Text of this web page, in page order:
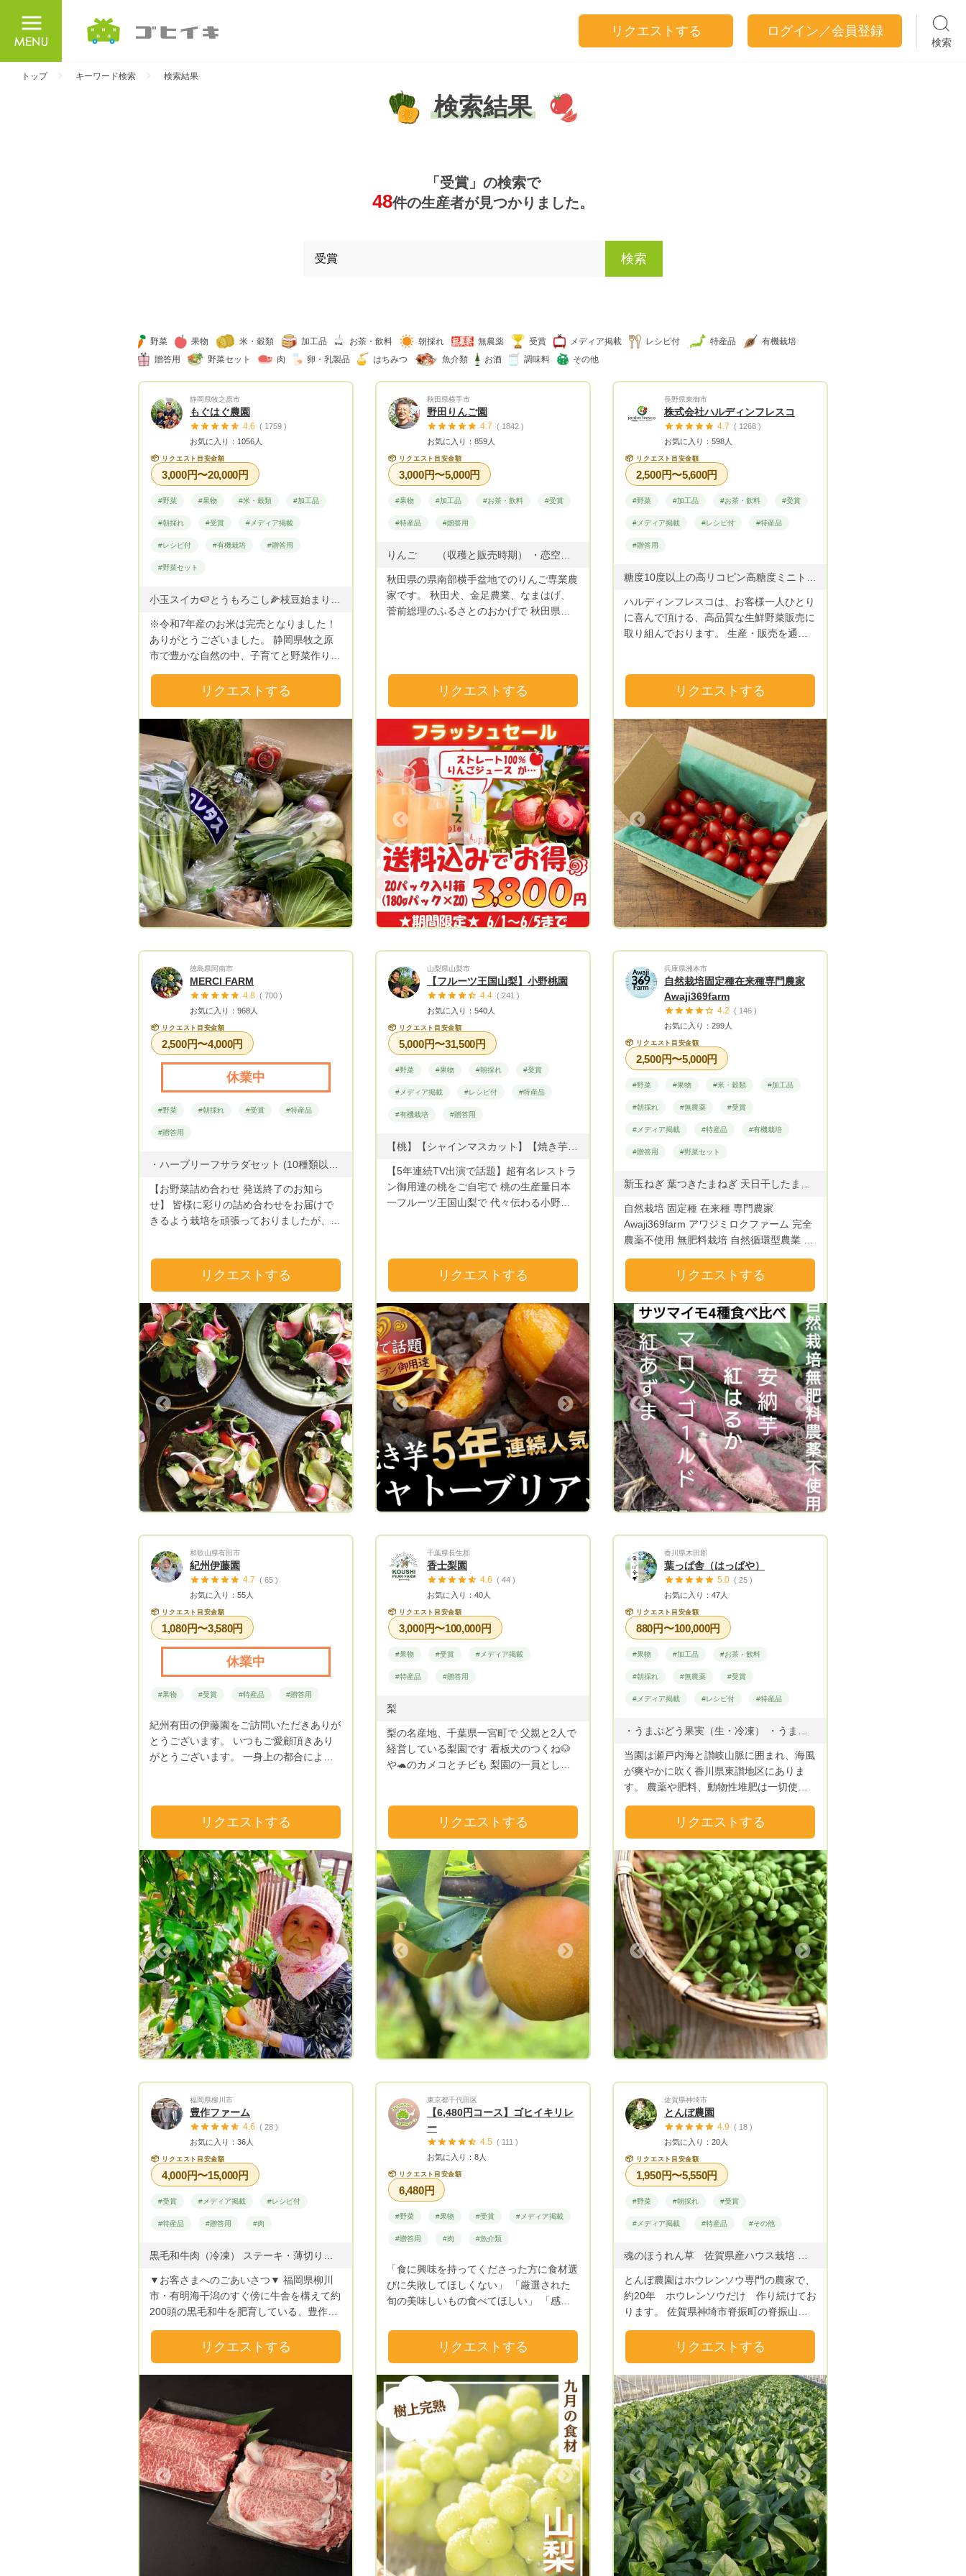
リクエストする ログイン／会員登録
検索
トップ キーワード検索 検索結果
検索結果
「受賞」の検索で
48件の生産者が見つかりました。
検索
野菜 果物 米・穀類 加工品 お茶・飲料 朝採れ 無農薬 受賞 メディア掲載 レシピ付 特産品
有機栽培
贈答用
野菜セット 肉 卵・乳製品 はちみつ 魚介類 お酒 調味料 その他
静岡県牧之原市
もぐはぐ農園
4.6 ( 1759 )
お気に入り：1056人
📦 リクエスト目安金額
3,000円〜20,000円
#野菜 #果物 #米・穀類 #加工品
#朝採れ #受賞 #メディア掲載
#レシピ付 #有機栽培 #贈答用
#野菜セット
※令和7年産のお米は完売となりました！
ありがとうございました。 静岡県牧之原
市で豊かな自然の中、子育てと野菜作りを
里帰りをし、祖母の家庭菜園を手伝った事
でした。 久しぶりに食べた祖母の野菜が
衝撃を受けるほど美味しかった‼ そして、
「こんな野菜を自分で作り、子供に食べさ
せたい」と強く思いました。 今まで、農
業に無関心で、土も触った事のない私でし
たが、祖母の教えを仰ぎながら始めた10年
前。 一緒に野菜作りをして、気づいたの
です。。。 祖母の野菜作りには、『もっ
たいない』精神から生まれた美味しさの秘
密がありました‼ 代々、荒茶工場を、営ん
でいる事から、工場から出たお茶のかす
（衛生的に商品にならなかったお茶や清掃
時に出た茎や茶かす）を破棄するのではな
く、菜園に撒いていたのです。 その行動
が、土の良い栄養となり、微生物やミミズ
こだわりとして、生かしつつ、更に美味し
いを追及して、日々祖母と野菜作りに邁進
す！ 私が大切な家族に食べさせたいと思
ったように、皆さんも安心安全でおいしい
物を大切な方に食べさせたいと思うはず。
特に、「体は口から入るもので作られま
「ハグする大切な人の為に」 との意味を
込めて、農園名を決めました。 私の野菜
て、美味しく食べて頂けますように。。。
開しています★ yui.papurikaで検索して
ね！
リクエストする
Next
秋田県横手市
野田りんご園
4.7 ( 1842 )
お気に入り：859人
📦 リクエスト目安金額
3,000円〜5,000円
#果物 #加工品 #お茶・飲料 #受賞
#特産品 #贈答用
秋田県の県南部横手盆地でのりんご専業農
家です。 秋田犬、金足農業、なまはげ、
菅前総理のふるさとのおかげで 秋田県は
りんごを作るのは リンゴの樹で 私はり
んごの出来る環境作りが仕事です。 健康
な「りんごの樹」は、お日様を十分にあび
ると、青々とした葉っぱが生えてきます。
そして、それらから良い花芽ができ、美味
しい「ふじ」が生まれるように、 四季を
とおして育むのが、わたしの仕事です。
美味しいものは、すべての総合的なものが
からみ合い出来上がります。 種を蒔い
て、夏でも秋でも収穫できるのと違い、
果樹においては、農薬をかけないことが安
全性とも言い切れません。 有機栽培が美
味しさだけではありません。 健康な樹で
あること、健康な葉であること、 そし
て、天の理、地の理によって、タイミング
よく管理作業を行い 美味しいと評価され
るりんごが出来ると思います。 そんな思
うな環境で出来たりんご お試しくださ
い。 第124回県の品評会で ふじりんご
農林水産大臣賞、県知事賞 第一等賞受賞
農家から全国各地域に直送します❗
リクエストする
Previous Next
長野県東御市
株式会社ハルディンフレスコ
4.7 ( 1268 )
お気に入り：598人
📦 リクエスト目安金額
2,500円〜5,600円
#野菜 #加工品 #お茶・飲料 #受賞
#メディア掲載 #レシピ付 #特産品
#贈答用
ハルディンフレスコは、お客様一人ひとり
に喜んで頂ける、高品質な生鮮野菜販売に
取り組んでおります。 生産・販売を通じ
（千葉県印西市・長野県東御市・長野県軽
井沢町）にある農場で1年を通して生産し
工程をシステム化し、商品開発・生産・販
売・デリバリー、コンシューマーサポート
まで、一貫して請け負える仕組みを構築い
たしました。 一度食べたら忘れられなく
なる、新鮮で美味しい野菜や加工品が当社
の強みです。 美味しい野菜を待ち望んで
くださる皆さまへ、まごころ込めた商品を
お届けいたします。 手をかけて丁寧に生
産された野菜は、特別な方へのギフトとし
てもご好評いただいております。
リクエストする
Previous Next
徳島県阿南市
MERCI FARM
4.8 ( 700 )
お気に入り：968人
📦 リクエスト目安金額
2,500円〜4,000円
休業中
#野菜 #朝採れ #受賞 #特産品
#贈答用
【お野菜詰め合わせ 発送終了のお知ら
せ】 皆様に彩りの詰め合わせをお届けで
きるよう栽培を頑張っておりましたが、お
すが 詰め合わせを終了とさせて頂きま
ゴヒイキの皆様 大変申し訳ございませ
ん。
リクエストする
Next
山梨県山梨市
【フルーツ王国山梨】小野桃園
4.4 ( 241 )
お気に入り：540人
📦 リクエスト目安金額
5,000円〜31,500円
#野菜 #果物 #朝採れ #受賞
#メディア掲載 #レシピ付 #特産品
#有機栽培 #贈答用
【5年連続TV出演で話題】超有名レストラ
ン御用達の桃をご自宅で 桃の生産量日本
一フルーツ王国山梨で 代々伝わる小野桃
続けています✨ さらには全国の桃好きなフ
ァンの皆様から 「スーパーの安い桃では
「生産量日本一の山梨の本場の桃を味わっ
てみたい！」 「レストランでしか味わえ
ない極上の桃を自宅で楽しみたい！」 と
の多くのご期待を頂き今では全国津々浦々
の桃好きなファンから注文が殺到しており
ます✨ もっと多くの方に楽しんで頂きた
い！本物の桃を味わって頂きたい！ 当園
の桃がもっと手軽にご自宅で楽しめるよう
心を込めてお届けします☆ スーパーでは
なかなか味わえない濃厚ジューシーな桃は
もちろん 1年でごくわずかしか採れない個
数限定の貴重な桃や 日本全国でわずか4人
しか作っていない超希少な幻の桃 贈答用
桃など 当園では27種類の桃を作っていま
すので 他では絶対味わうことのできない
桃をぜひ堪能して下さい🍑 【小野桃園の
主な取引実績】 ★薫HIROOレストランさ
ん★ 予約が困難なお店として有名でミシ
ュラン星を獲得した長谷川稔さんが広尾へ
展開される有名レストラン。口コミサイト
で話題となっています。シェフからパティ
シエの方々は生産者を心から大切にしてく
客様へと愛情が伝わっていくのが分かりま
出てきたときには胸にグッとくるものがあ
りました。そんな素晴らしい方々が作られ
る料理は食通をも唸らす日本屈指のレスト
リクエストする
Previous Next
兵庫県洲本市
自然栽培固定種在来種専門農家
Awaji369farm
4.2 ( 146 )
お気に入り：299人
📦 リクエスト目安金額
2,500円〜5,000円
#野菜 #果物 #米・穀類 #加工品
#朝採れ #無農薬 #受賞
#メディア掲載 #特産品 #有機栽培
#贈答用 #野菜セット
自然栽培 固定種 在来種 専門農家
Awaji369farm アワジミロクファーム 完全
農薬不使用 無肥料栽培 自然循環型農業 淡
しさを求めて自然に寄り添い、追及し、勉
強しております。 私達が使用している全
ての種は、固定種 在来種になります。 農
薬不使用・無肥料栽培・化学化成肥料不使
用・除草剤不使用 自然循環型の自然栽培
は、農業の中でもとても難しい栽培方法と
いわれています。 野菜が自然の恵みの中
で最大限力を発揮できる環境作りや、サポ
ートが私達の日々のやりがいと思っていま
す。 お野菜は、ご注文頂いてから収穫し
てお送り致します。 鮮度を保つ為、土つ
きのまま農園から直送させていただいてま
す。 送料別 数に限りがあります。お早め
にご予約くださいませ。 鮮度を保つ為、
農園から土つきのまま直送させていただき
ます。 よろしくお願いいたします。
使用 3600円80サイズ 3キロ 5500円100
サイズ 5キロ 送料別 ***リクエストお待ち
動致します。 ※指定日のお届けお約束でき
ない時がまれにあります。ご了承ください
ませ。 ホームページ https://awaji369.com
Awaji369farm アワジミロクファーム 兵庫
県洲本市五色町都志万歳12 FAX
awaji369farm@gmail.com ひょうごSDGS
ブランド認証書 2023年3月 ディスカバー
村の宝受賞 2025年11月 農林水産省
近畿農政局 個人賞
リクエストする
Previous Next
和歌山県有田市
紀州伊藤園
4.7 ( 65 )
お気に入り：55人
📦 リクエスト目安金額
1,080円〜3,580円
休業中
#果物 #受賞 #特産品 #贈答用
紀州有田の伊藤園をご訪問いただきありが
とうございます。 いつもご愛顧頂きあり
がとうございます。 一身上の都合により
いるところ、このようなお知らせとなり大
変申し訳ございません。 再開の際はまた
皆様の元へお送り出来ます事を楽しみにし
ております。
リクエストする
Next
千葉県長生郡
香士梨園
4.6 ( 44 )
お気に入り：40人
📦 リクエスト目安金額
3,000円〜100,000円
#果物 #受賞 #メディア掲載
#特産品 #贈答用
梨
梨の名産地、千葉県一宮町で 父親と2人で
経営している梨園です 看板犬のつくね🐶
や🐢のカメコとチビも 梨園の一員として
園の梨は 格別です。 味になによりの自信
とプライドを持って 精進しております。
賞味ください☺️ 後悔はさせません。 皆さ
まからのご注文、 心よりお待ちしており
ます！ 👇Instagram👇 香士梨園で検索
リクエストする
Previous Next
香川県木田郡
葉っぱ舎（はっぱや）
5.0 ( 25 )
お気に入り：47人
📦 リクエスト目安金額
880円〜100,000円
#果物 #加工品 #お茶・飲料
#朝採れ #無農薬 #受賞
#メディア掲載 #レシピ付 #特産品
当園は瀬戸内海と讃岐山脈に囲まれ、海風
が爽やかに吹く香川県東讃地区にありま
す。 農薬や肥料、動物性堆肥は一切使わ
ております。 「酵素」を活かした独自の
非加熱加工で、自然の恵みをお茶などにし
てお届けします。 うまぶどう果実を、夏
は「生」で、「冷凍」は1年を通して出荷
できる日本唯一の農家でもあります。 ど
うぞよろしくお願い致します。
リクエストする
Previous Next
福岡県柳川市
豊作ファーム
4.6 ( 28 )
お気に入り：36人
📦 リクエスト目安金額
4,000円〜15,000円
#受賞 #メディア掲載 #レシピ付
#特産品 #贈答用 #肉
▼お客さまへのごあいさつ▼ 福岡県柳川
市・有明海干潟のすぐ傍に牛舎を構えて約
200頭の黒毛和牛を肥育している、豊作フ
して、父の代から40年以上肥育と田んぼの
循環型農業に取り組み、サスティナブルな
農業を実践しています。 水郷・柳川の土
多い新鮮な飲み水はたっぷり与えます。ま
た、100％自家産の稲わら・独自に研究し
自家配合したこだわりの餌など、牛さんの
生育状況や月齢によって細かく餌の量を変
えたり、ストレスがかからないよう生活リ
ズムや寝床をちゃんと整えたりしながら毎
日一頭一頭様子を観察しながら育てていま
す。日々のブラッシングや声掛けから削蹄
など、惜しみない愛情も注いでいます。
小規模農家ですが家族で日々ひたむきに牛
さんと向き合うことで牛さん達は非常に立
リクエストする
Next
東京都千代田区
【6,480円コース】ゴヒイキリレ
ー
4.5 ( 111 )
お気に入り：8人
📦 リクエスト目安金額
6,480円
#野菜 #果物 #受賞 #メディア掲載
#贈答用 #肉 #魚介類
「食に興味を持ってくださった方に食材選
びに失敗してほしくない」​ 「厳選された
旬の美味しいもの食べてほしい」 「感動
始まった今回の新しいサービスは​ 運営局
と食のプロフェッショナルがタッグを組ん
で生まれました✨✨✨ 。°+°。°+ °。°。°+
°。°+ °。°。°+°。 自信をもって選んだ食
材達。最高の食材をお届けします！​ 。°+
°。°+ °。°。°+°。°+ °。°。°+°。 市場
では買えない限定物の食材が入っていたり
通常5万円する桃が、3万円コースに含まれ
ていたり…？！😲 ゴヒイキリレーだから
こそ実現可能なスペシャルコースです！🔥
🔥 申込から1年間、毎月最高の食材が届く
このサービスは​、 毎月の自分へのご褒美
や、いつもお世話になっている人への贈り
物などにもピッタリ！ ​ 是非、お申込みお
待ちしております。🌸🌸🌸 🥬🥬ご購入ま
での流れ🥬🥬 ❶《定期リクエスト》をク
リクエストする
Previous Next
佐賀県神埼市
とんぼ農園
4.9 ( 18 )
お気に入り：20人
📦 リクエスト目安金額
1,950円〜5,550円
#野菜 #朝採れ #受賞
#メディア掲載 #特産品 #その他
とんぼ農園はホウレンソウ専門の農家で、
約20年 ホウレンソウだけ 作り続けてお
ります。 佐賀県神埼市脊振町の脊振山山
合ってきました。 土地も技術も道具もお
金も信用さえも何も無いところから研修、
新規就農して約20年間、〝理想の野菜〟を
求めて失敗に次ぐ失敗…。文字通り血と汗
と涙にまみれながら研究を重ね、どん底か
ら這い上がってまいりました。 苦しみと
人の優しさの中から生まれた魂の入った優
しいホウレンソウをどうぞご賞味下さい。
長かった…涙 2023年、約9300件の農畜水
産業の生産者の中から1番高い評価をして
いただき、 “日本一”を獲得する事ができま
した涙 まだまだ未熟者ではございます
が、お客様に笑顔になっていただけるよう
日々頑張っております。
リクエストする
Previous Next